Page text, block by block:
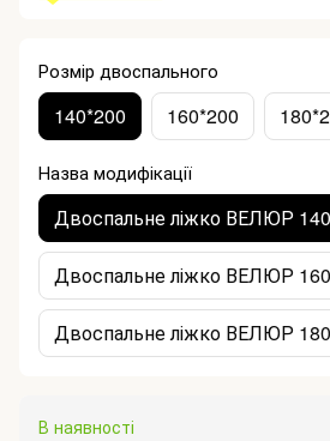
Розмір двоспального
140*200 160*200
Назва модифікації
Двоспальне ліжко ВЕЛЮР
Двоспальне ліжко ВЕЛЮР
Двоспальне ліжко ВЕЛЮР
В наявності